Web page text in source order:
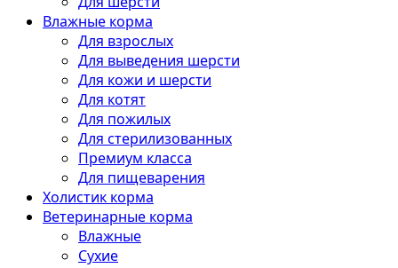
Влажные корма
Для взрослых
Для выведения шерсти
Для кожи и шерсти
Для котят
Для пожилых
Для стерилизованных
Премиум класса
Для пищеварения
Холистик корма
Ветеринарные корма
Влажные
Сухие